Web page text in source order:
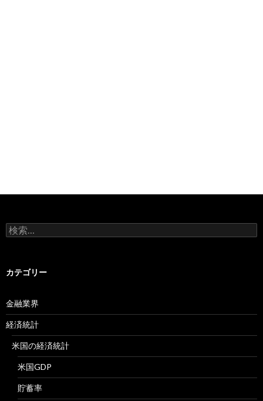
検
索:
カテゴリー
金融業界
経済統計
米国の経済統計
米国GDP
貯蓄率